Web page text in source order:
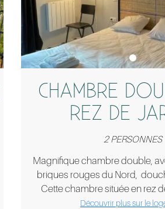
CHAMBRE
REZ DE
2 PERSONNES
Magnifique chambre double,
briques rouges du Nord,
Cette chambre située en rez
Découvrir plus sur le